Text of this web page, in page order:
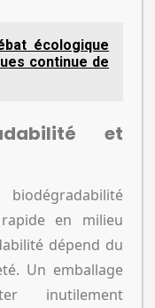
écologique
continue de
et
en milieu
dépend du
Un emballage
inutilement